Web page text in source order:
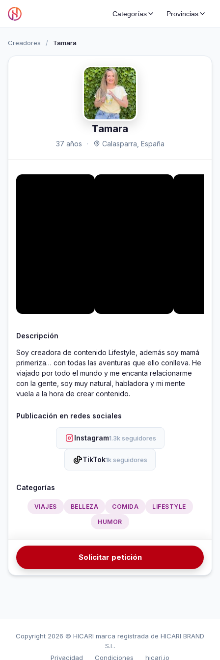
Categorías Provincias
Creadores / Tamara
Tamara
37 años · Calasparra, España
Descripción
Soy creadora de contenido Lifestyle, además soy mamá
primeriza… con todas las aventuras que ello conlleva. He
viajado por todo el mundo y me encanta relacionarme
con la gente, soy muy natural, habladora y mi mente
vuela a la hora de crear contenido.
Publicación en redes sociales
Instagram1.3k seguidores
TikTok1k seguidores
Categorías
VIAJES BELLEZA COMIDA LIFESTYLE
HUMOR
Solicitar petición
Copyright 2026 © HICARI marca registrada de HICARI BRAND
S.L.
Privacidad
Condiciones hicari.io